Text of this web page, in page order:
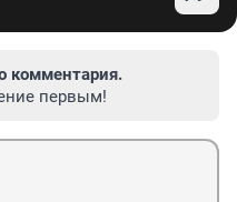
комментария.
первым!